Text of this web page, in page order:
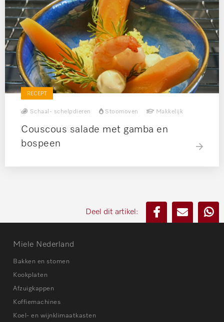
RECEPT
Schaal- schelpdieren Stoomoven Makkelijk
Couscous salade met gamba en
bospeen
Deel dit artikel:
Miele Nederland
Bakken en stomen
Kookplaten
Afzuigkappen
Koffiemachines
Koel- en wijnklimaatkasten